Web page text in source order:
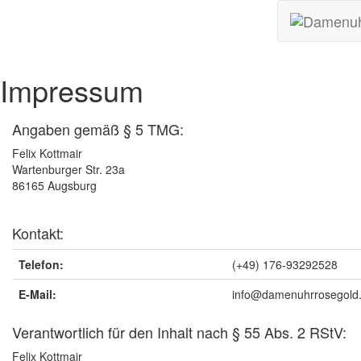
Impressum
Angaben gemäß § 5 TMG:
Felix Kottmair
Wartenburger Str. 23a
86165 Augsburg
Kontakt:
Telefon:
(+49) 176-93292528
E-Mail:
Verantwortlich für den Inhalt nach § 55 Abs. 2 RStV:
Felix Kottmair